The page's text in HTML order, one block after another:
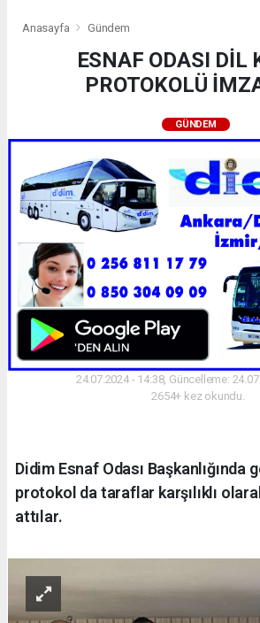
Anasayfa Gündem
ESNAF ODASI DİL
PROTOKOLÜ
GÜNDEM
24.07.2024 - 14:38, Güncelleme:
2654+ kez okundu.
Didim Esnaf Odası
protokol da taraflar karşılıklı
attılar.